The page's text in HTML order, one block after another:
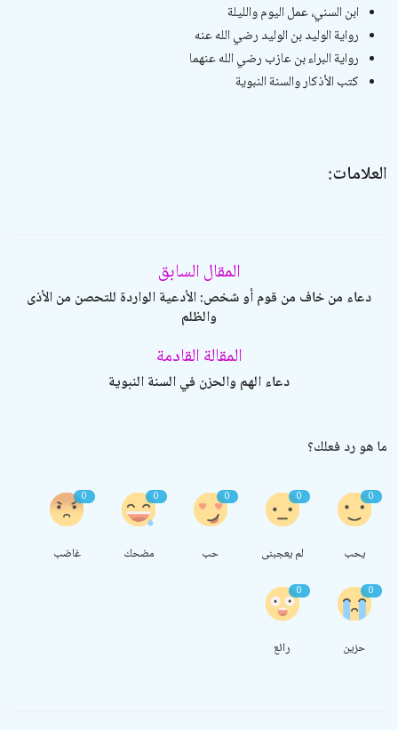
ابن السني،عمل اليوم والليلة
رواية الوليد بن الوليد رضي الله عنه
رواية البراء بن عازب رضي الله عنهما
كتب الأذكار والسنة النبوية
العلامات:
المقال السابق
دعاء من خاف من قوم أو شخص: الأدعية الواردة للتحصن من الأذى
والظلم
المقالة القادمة
دعاء الهم والحزن في السنة النبوية
ما هو رد فعلك؟
0
يحب
0
لم يعجبنى
0
حب
0
مضحك
0
غاضب
0
حزين
0
رائع